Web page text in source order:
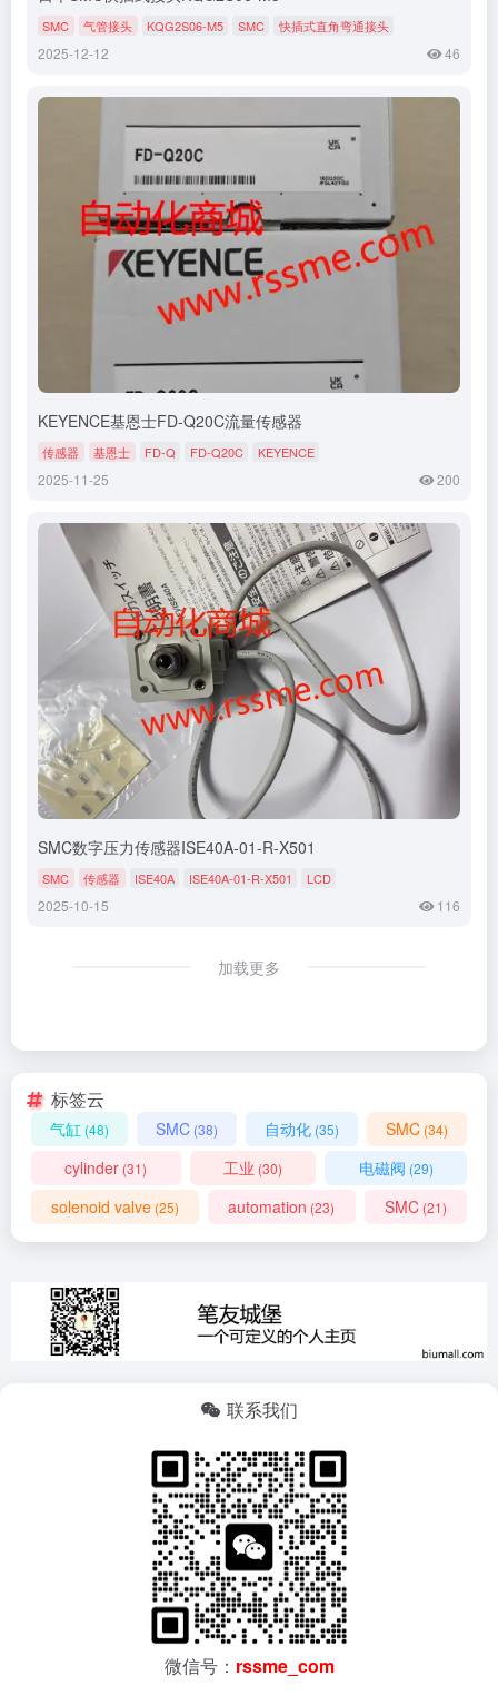
SMC 气管接头 KQG2S06-M5 SMC 快插式直角弯通接头
2025-12-12 46
KEYENCE基恩士FD-Q20C流量传感器
传感器 基恩士 FD-Q FD-Q20C KEYENCE
2025-11-25 200
SMC数字压力传感器ISE40A-01-R-X501
SMC 传感器 ISE40A ISE40A-01-R-X501 LCD
2025-10-15 116
加载更多
标签云
气缸 (48) SMC (38) 自动化 (35) SMC (34)
cylinder (31) 工业 (30) 电磁阀 (29)
solenoid valve (25) automation (23) SMC(21)
联系我们
微信号： rssme_com